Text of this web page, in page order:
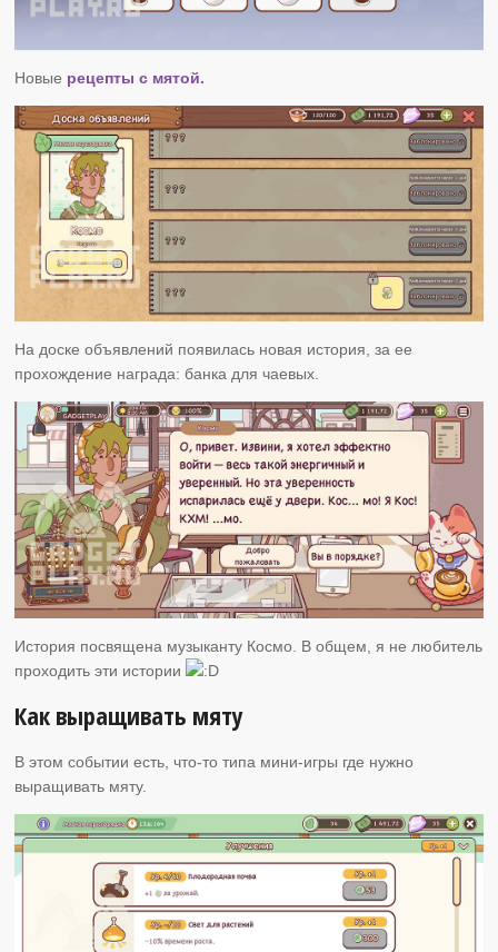
Новые рецепты с мятой.
На доске объявлений появилась новая история, за ее
прохождение награда: банка для чаевых.
История посвящена музыканту Космо. В общем, я не любитель
проходить эти истории
Как выращивать мяту
В этом событии есть, что-то типа мини-игры где нужно
выращивать мяту.